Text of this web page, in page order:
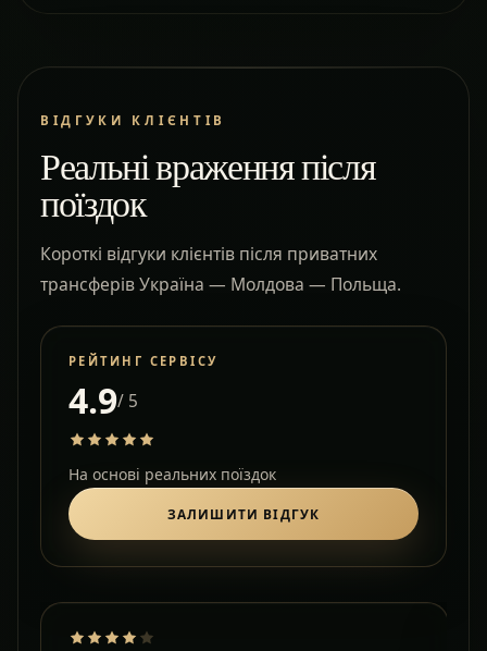
ВІДГУКИ КЛІЄНТІВ
Реальні враження після
поїздок
Короткі відгуки клієнтів після приватних
трансферів Україна — Молдова — Польща.
РЕЙТИНГ СЕРВІСУ
4.9/ 5
На основі реальних поїздок
ЗАЛИШИТИ ВІДГУК